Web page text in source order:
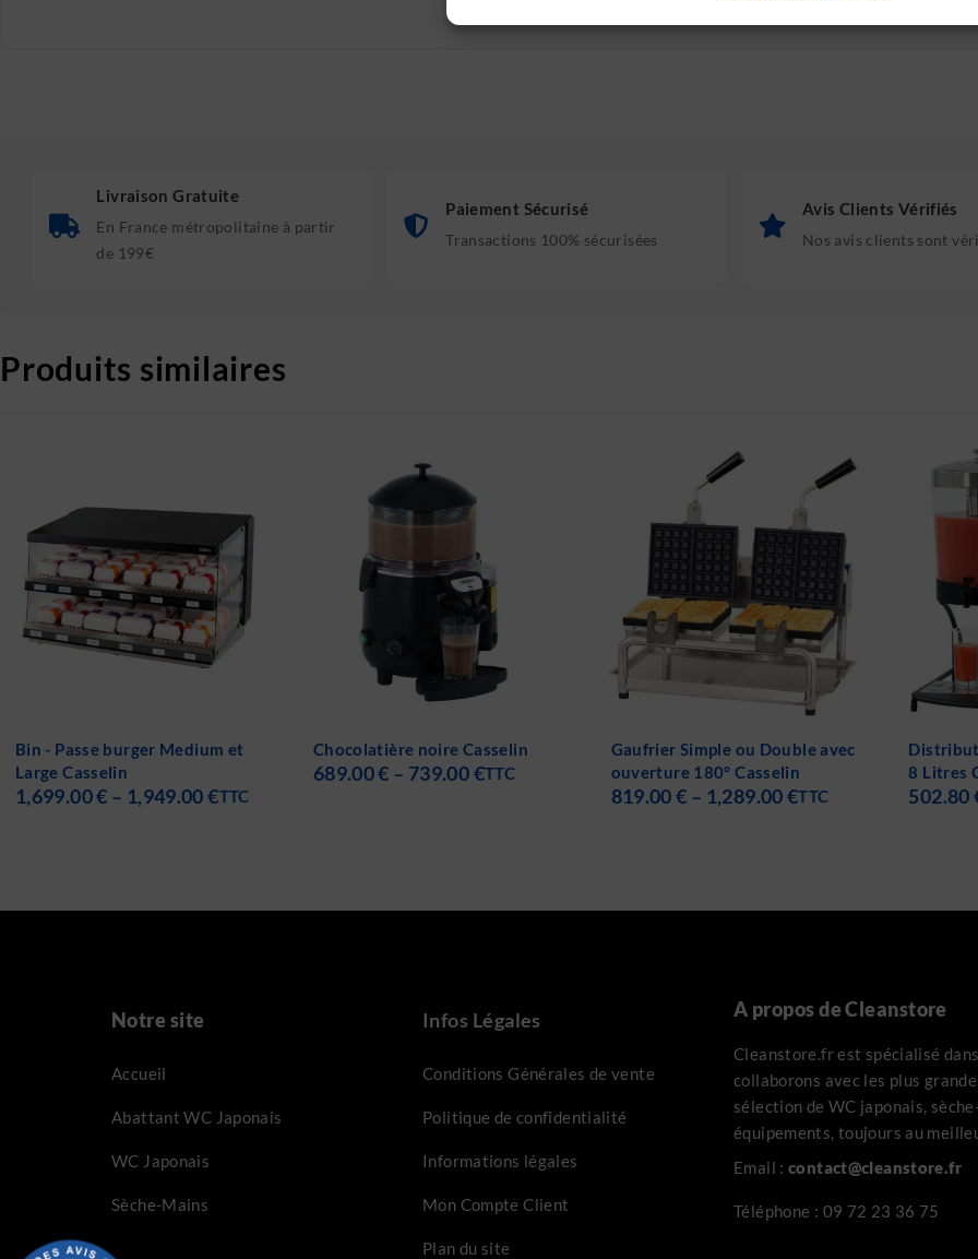
Livraison Gratuite
En France métropolitaine à partir
de 199€
Paiement Sécurisé
Transactions 100% sécurisées
Avis Clients Vérifiés
Nos avis clients sont
Produits similaires
Chocolatière noire Casselin
689.00€–739.00
Gaufrier Simple ou Double avec
ouverture 180° Casselin
Distributeur de jus de fruit 2 x
8 Litres Casselin
502.80€ TTC
SP
116.00
Notre site
Accueil
Abattant WC Japonais
WC Japonais
Sèche-Mains
Infos Légales
Conditions Générales de vente
Politique de confidentialité
Informations légales
Mon Compte Client
Plan du site
A propos de Cleanstore
Cleanstore.fr est spécialisé
collaborons avec les plus
sélection de WC japonais,
équipements, toujours au
Email : contact@cleanstore.fr
Téléphone : 09 72 23 36 75